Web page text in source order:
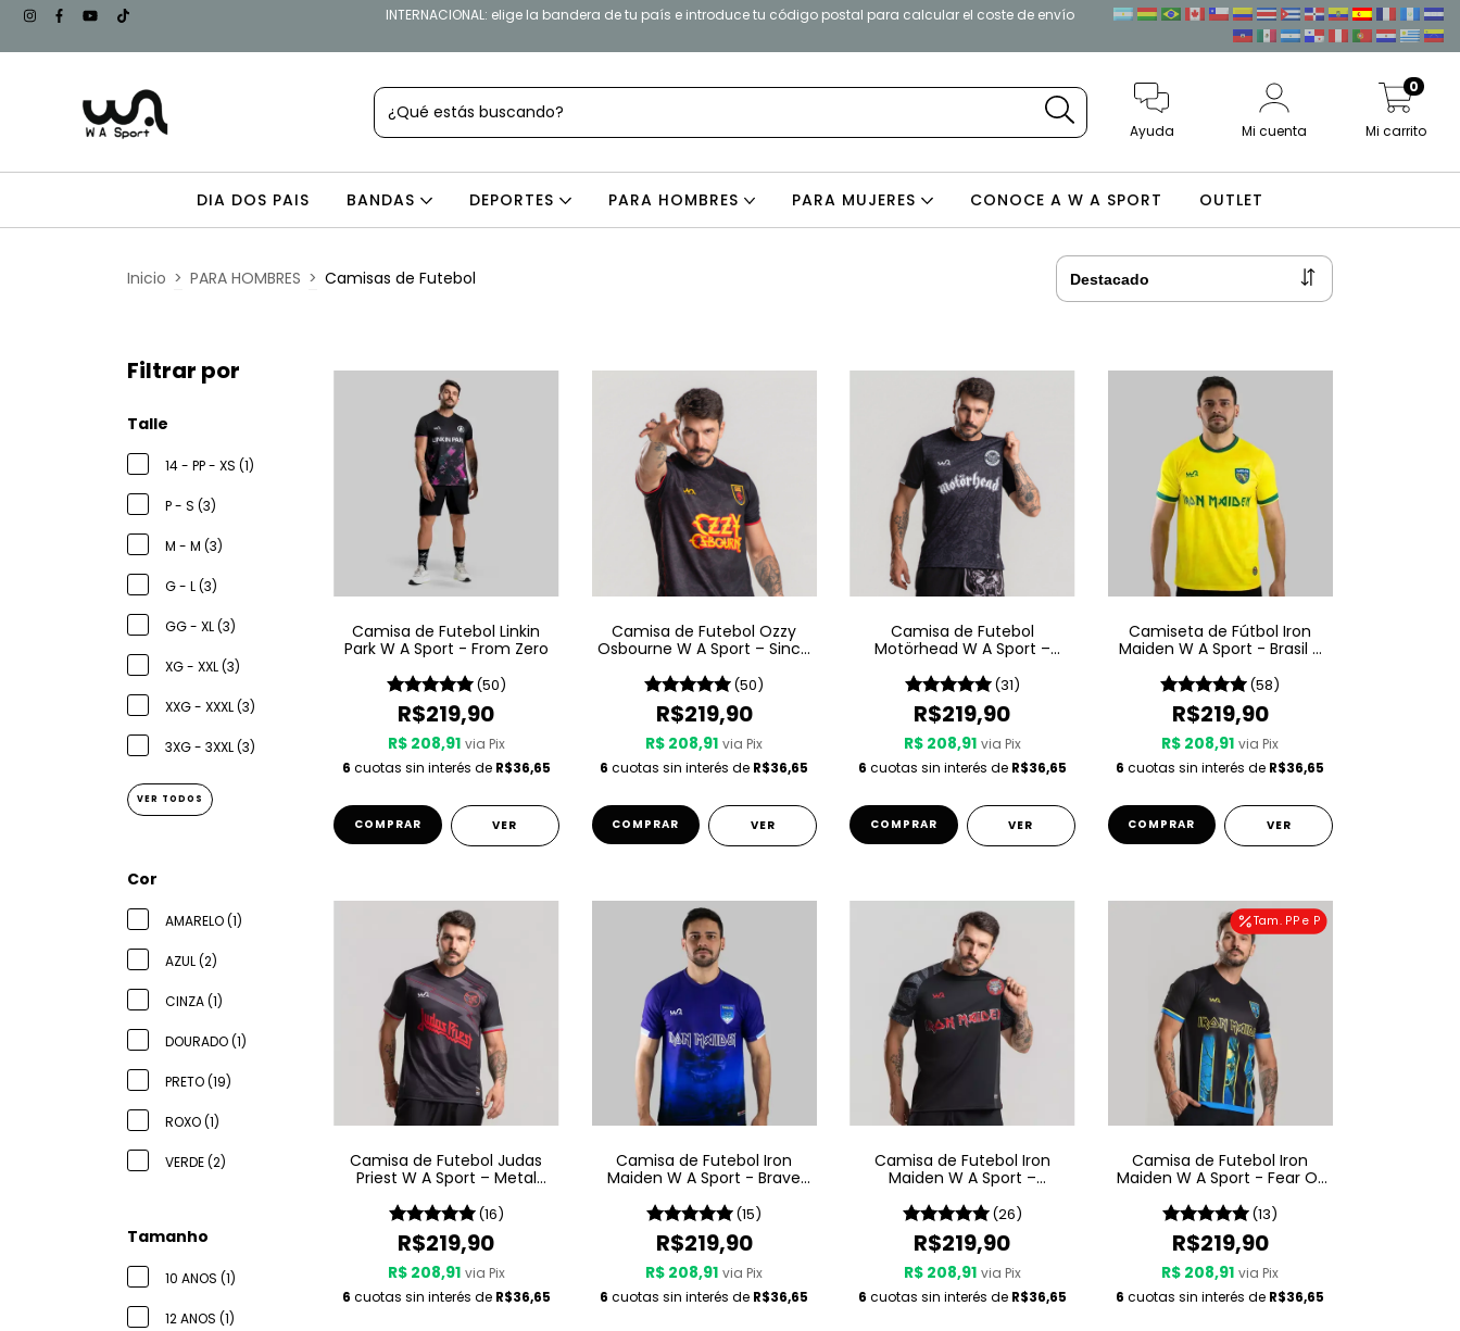
INTERNACIONAL: elige la bandera de tu país e introduce tu código postal para calcular el coste de envío
Ayuda Mi cuenta Mi carrito
0
DIA DOS PAIS BANDAS DEPORTES PARA HOMBRES PARA MUJERES CONOCE A W A SPORT OUTLET
Inicio > PARA HOMBRES > Camisas de Futebol
Filtrar por
Talle
14 - PP - XS (1)
P - S (3)
M - M (3)
G - L (3)
GG - XL (3)
XG - XXL (3)
XXG - XXXL (3)
3XG - 3XXL (3)
VER TODOS
Cor
AMARELO (1)
AZUL (2)
CINZA (1)
DOURADO (1)
PRETO (19)
ROXO (1)
VERDE (2)
Tamanho
10 ANOS (1)
12 ANOS (1)
Camisa de Futebol Linkin
Park W A Sport - From Zero
(50)
R$219,90
R$ 208,91 via Pix
6 cuotas sin interés de R$36,65
COMPRAR VER
Camisa de Futebol Ozzy
Osbourne W A Sport – Since
(50)
R$219,90
R$ 208,91 via Pix
6 cuotas sin interés de R$36,65
COMPRAR VER
Camisa de Futebol
Motörhead W A Sport –
(31)
R$219,90
R$ 208,91 via Pix
6 cuotas sin interés de R$36,65
COMPRAR VER
Camiseta de Fútbol Iron
Maiden W A Sport - Brasil -
(58)
R$219,90
R$ 208,91 via Pix
6 cuotas sin interés de R$36,65
COMPRAR VER
Camisa de Futebol Judas
Priest W A Sport – Metal
(16)
R$219,90
R$ 208,91 via Pix
6 cuotas sin interés de R$36,65
Camisa de Futebol Iron
Maiden W A Sport - Brave
(15)
R$219,90
R$ 208,91 via Pix
6 cuotas sin interés de R$36,65
Camisa de Futebol Iron
Maiden W A Sport –
(26)
R$219,90
R$ 208,91 via Pix
6 cuotas sin interés de R$36,65
Tam. PP e P
Camisa de Futebol Iron
Maiden W A Sport - Fear Of
(13)
R$219,90
R$ 208,91 via Pix
6 cuotas sin interés de R$36,65